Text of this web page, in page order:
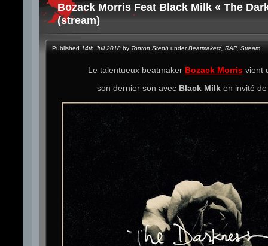
Bozack Morris Feat Black Milk « The
(stream)
Published 14th Juil 2018 by Tonton Steph underBeatmakerz RAP, Stream
Le talentueux beatmaker Bozack Morrisvient
son dernier son avec Black Milk en invité